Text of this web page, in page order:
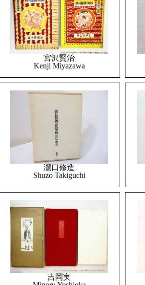
宮沢賢治
Kenji Miyazawa
瀧口修造
Shuzo Takiguchi
吉岡実